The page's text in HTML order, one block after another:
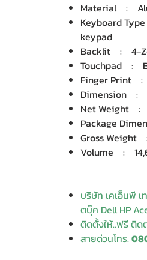
Material :
Keyboard
keypad
Backlit : 4-
Touchpad :
Finger Print
Dimension :
Net Weight :
Package
Gross Weight
Volume :
บริษัท เคเอ็นพี
ตบุ๊ค Dell HP
ติดตั้งให้..ฟรี ติด
สายด่วนโทร.